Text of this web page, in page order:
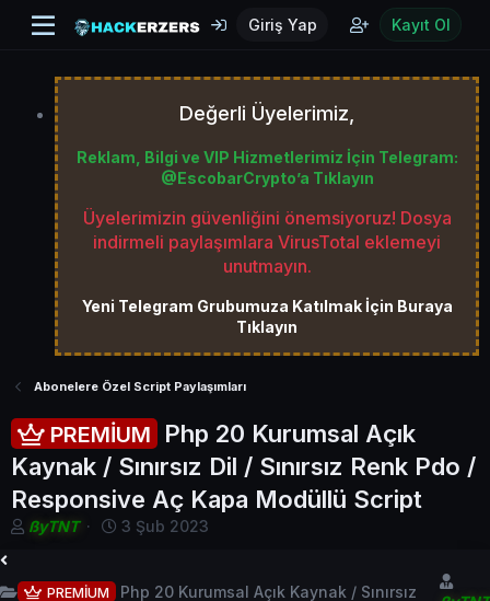
Giriş Yap Kayıt Ol
Değerli Üyelerimiz,
Reklam, Bilgi ve VIP Hizmetlerimiz İçin Telegram:
@EscobarCrypto’a Tıklayın
Üyelerimizin güvenliğini önemsiyoruz! Dosya
indirmeli paylaşımlara VirusTotal eklemeyi
unutmayın.
Yeni Telegram Grubumuza Katılmak İçin Buraya
Tıklayın
Abonelere Özel Script Paylaşımları
PREMİUM
Php 20 Kurumsal Açık
Kaynak / Sınırsız Dil / Sınırsız Renk Pdo /
Responsive Aç Kapa Modüllü Script
K
b
ßyTNT
B
l
3 Şub 2023
PREMİUM
Php 20 Kurumsal Açık Kaynak / Sınırsız